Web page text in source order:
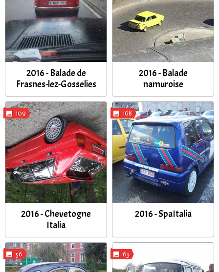
2016 - Balade de
Frasnes-lez-Gosselies
2016 - Balade
namuroise
109
2016 - Chevetogne
Italia
168
2016 - SpaItalia
56 63